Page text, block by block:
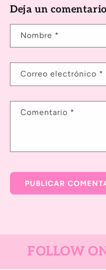
Deja un comentario
Nombre *
Correo electrónico *
Comentario *
FOLLOW